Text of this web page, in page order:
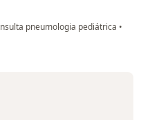
pneumologia pediátrica •